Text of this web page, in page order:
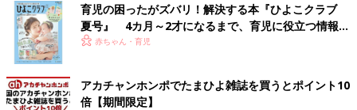
育児の困ったがズバリ！解決する本『ひよこクラブ
夏号』 4カ月～2才になるまで、育児に役立つ情報が
いっぱい！
赤ちゃん・育児
アカチャンホンポでたまひよ雑誌を買うとポイント10
倍【期間限定】